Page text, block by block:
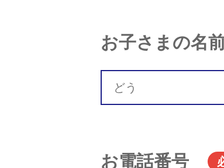
お子さまの名
お電話番号